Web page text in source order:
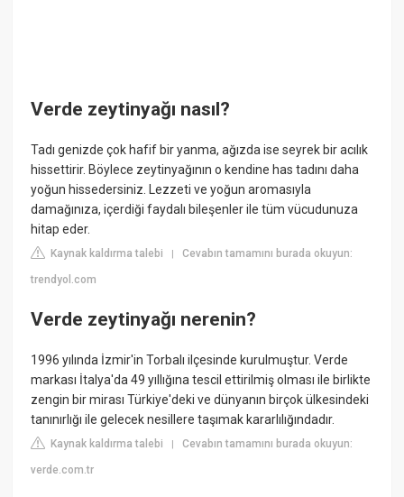
Verde zeytinyağı nasıl?
Tadı genizde çok hafif bir yanma, ağızda ise seyrek bir acılık
hissettirir. Böylece zeytinyağının o kendine has tadını daha
yoğun hissedersiniz. Lezzeti ve yoğun aromasıyla
damağınıza, içerdiği faydalı bileşenler ile tüm vücudunuza
hitap eder.
Kaynak kaldırma talebi |Cevabın tamamını burada okuyun:
trendyol.com
Verde zeytinyağı nerenin?
1996 yılında İzmir'in Torbalı ilçesinde kurulmuştur. Verde
markası İtalya'da 49 yıllığına tescil ettirilmiş olması ile birlikte
zengin bir mirası Türkiye'deki ve dünyanın birçok ülkesindeki
tanınırlığı ile gelecek nesillere taşımak kararlılığındadır.
Kaynak kaldırma talebi |Cevabın tamamını burada okuyun:
verde.com.tr